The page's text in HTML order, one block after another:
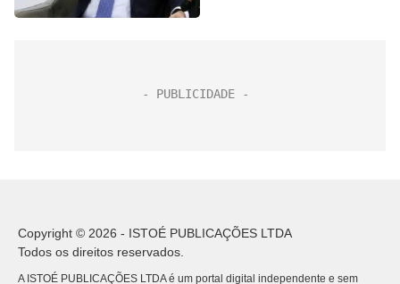
Copyright © 2026 - ISTOÉ PUBLICAÇÕES LTDA
Todos os direitos reservados.
A ISTOÉ PUBLICAÇÕES LTDA é um portal digital independente e sem